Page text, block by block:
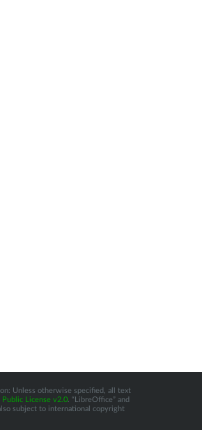
Unless otherwise specified, all text
Public License v2.0. “LibreOffice” and
subject to international copyright